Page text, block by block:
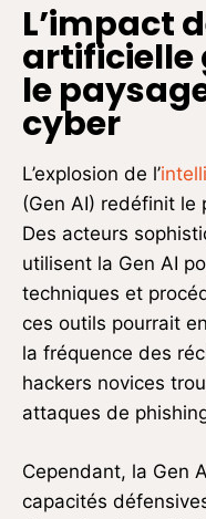
L’impact
artificielle
le
cyber
L’explosion de l’
(Gen AI) redéfinit le
Des acteurs
utilisent la Gen AI
techniques et
ces outils pourrait
la fréquence des
hackers novices
attaques de
Cependant, la Gen
capacités